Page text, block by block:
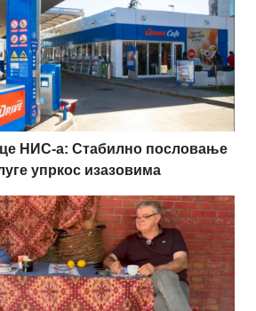
НИС-а: Стабилно пословање
упркос изазовима